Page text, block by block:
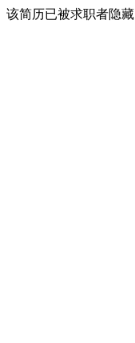
该简历已被求职者隐藏